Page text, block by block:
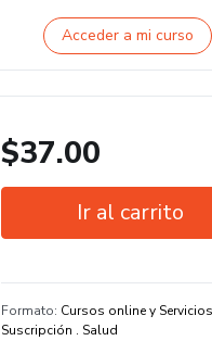
Acceder a mi curso
$37.00
Ir al carrito
Estudia a tu manera y en
dispositivo
Formato: Cursos online y
Suscripción . Salud